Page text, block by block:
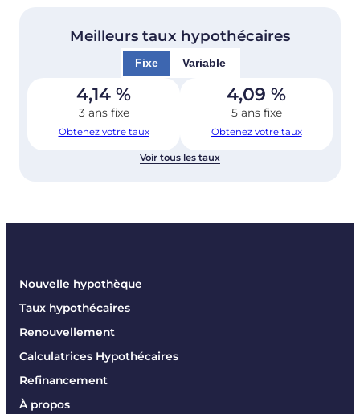
Meilleurs taux hypothécaires
Fixe Variable
4,14 %
3 ans fixe
Obtenez votre taux
4,09 %
5 ans fixe
Obtenez votre taux
Voir tous les taux
Nouvelle hypothèque
Taux hypothécaires
Renouvellement
Calculatrices Hypothécaires
Refinancement
À propos